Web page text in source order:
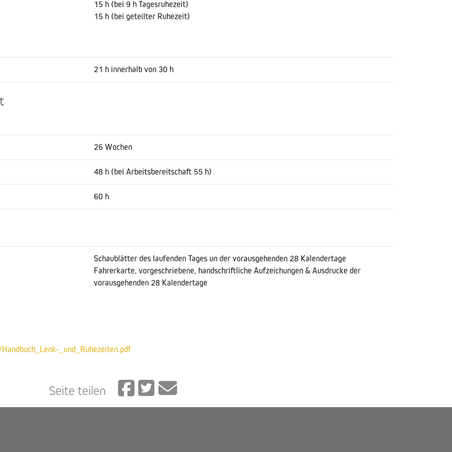
15 h (bei 9 h Tagesruhezeit)
15 h (bei geteilter Ruhezeit)
21 h innerhalb von 30 h
26 Wochen
48 h (bei Arbeitsbereitschaft 55 h)
60 h
Schaublätter des laufenden Tages un der vorausgehenden 28 Kalendertage
Fahrerkarte, vorgeschriebene, handschriftliche Aufzeichungen & Ausdrucke der
vorausgehenden 28 Kalendertage
_und_Ruhezeiten.pdf
Seite teilen